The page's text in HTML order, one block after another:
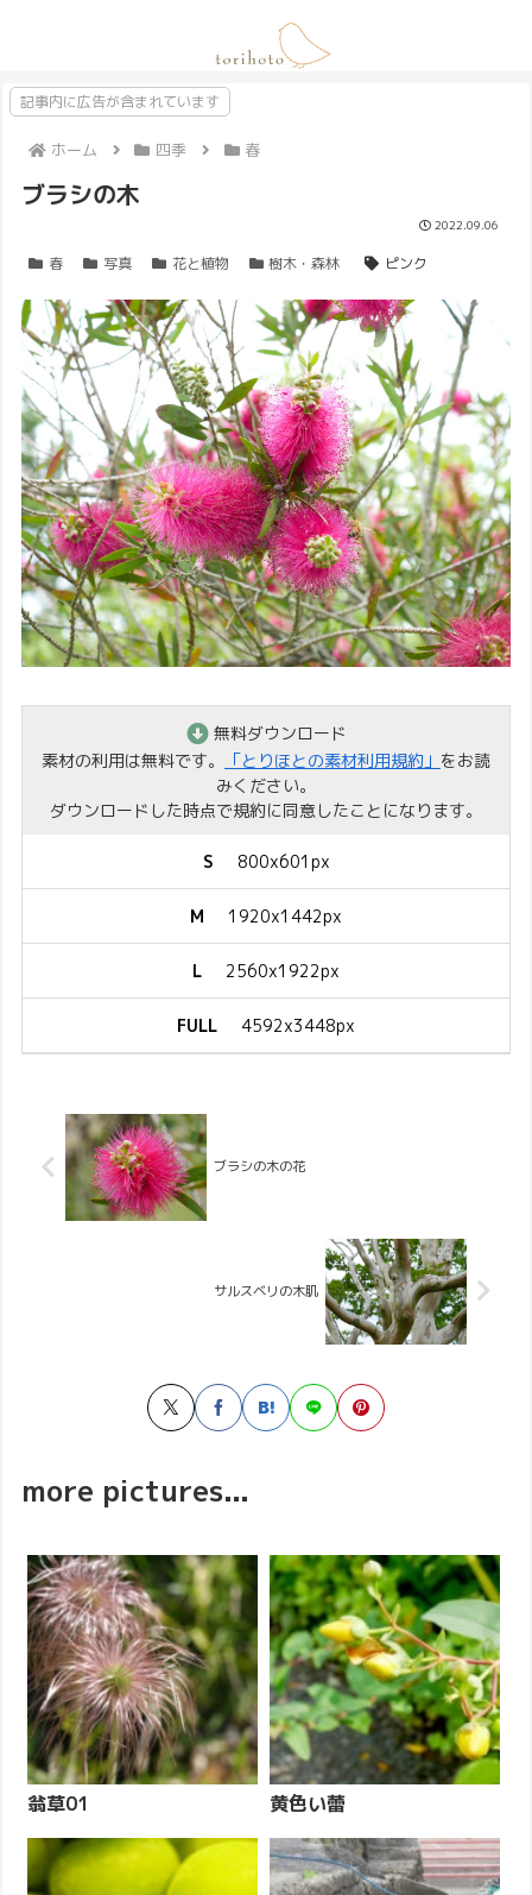
記事内に広告が含まれています
ホーム 四季 春
ブラシの木
2022.09.06
春 写真 花と植物 樹木・森林 ピンク
無料ダウンロード
素材の利用は無料です。
「とりほとの素材利用規約」 をお読
みください。
ダウンロードした時点で規約に同意したことになります。
S 800x601px
M 1920x1442px
L 2560x1922px
FULL 4592x3448px
ブラシの木の花
サルスベリの木肌
more pictures...
翁草01 黄色い蕾